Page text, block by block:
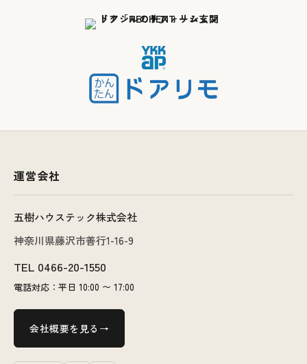
運営会社
五樹ハウステック株式会社
神奈川県藤沢市善行1-16-9
TEL 0466-20-1550
電話対応：平日 10:00 〜 17:00
会社概要を見る